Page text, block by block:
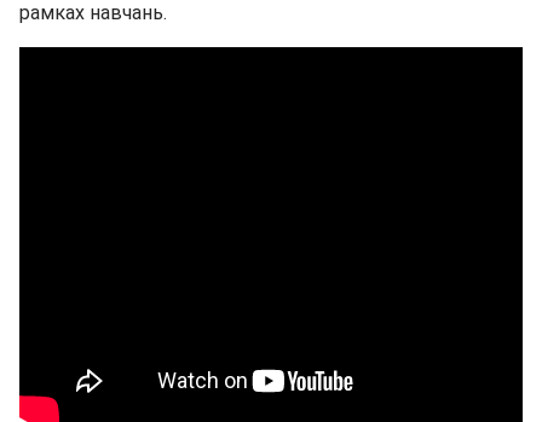
рамках навчань.